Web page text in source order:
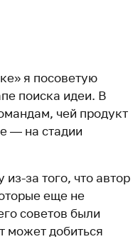
я посоветую
поиска идеи. В
чей продукт
— на стадии
за того, что автор
еще не
советов были
может добиться